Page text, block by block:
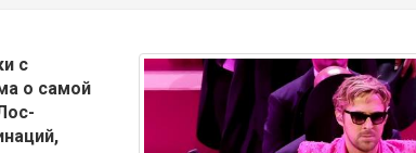
с
о самой